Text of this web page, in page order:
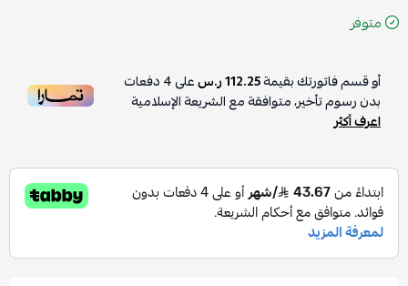
متوفر
أو قسم فاتورتك بقيمة112.25 ر.س على4دفعات
بدون رسوم تأخير، متوافقة مع الشريعة الإسلامية
اعرف أكثر